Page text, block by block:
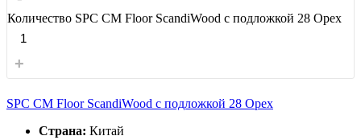
Количество SPC CM Floor ScandiWood с подложкой 28 Орех
+
SPC CM Floor ScandiWood с подложкой 28 Орех
Страна: Китай